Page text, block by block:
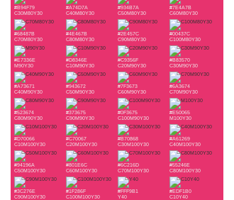
#B94F79
C30M80Y30
#A74D7A
C40M80Y30
#934B7A
C50M80Y30
#7E4A7B
C60M80Y30
#68487B
C70M80Y30
#4E467B
C80M80Y30
#2E457C
C90M80Y30
#00437C
C100M80Y30
#E7336E
M90Y30
#D8346E
C10M90Y30
#C9356F
C20M90Y30
#B83570
C30M90Y30
#A73671
C40M90Y30
#943672
C50M90Y30
#7F3673
C60M90Y30
#6A3674
C70M90Y30
#523674
C80M90Y30
#373675
C90M90Y30
#0F3675
C100M90Y30
#E50065
M100Y30
#D70066
C10M100Y30
#C70067
C20M100Y30
#B70868
C30M100Y30
#A61269
C40M100Y30
#94196A
C50M100Y30
#801E6C
C60M100Y30
#6C216D
C70M100Y30
#55246E
C80M100Y30
#3C276E
C90M100Y30
#1F286F
C100M100Y30
#FFF9B1
Y40
#EDF1B0
C10Y40